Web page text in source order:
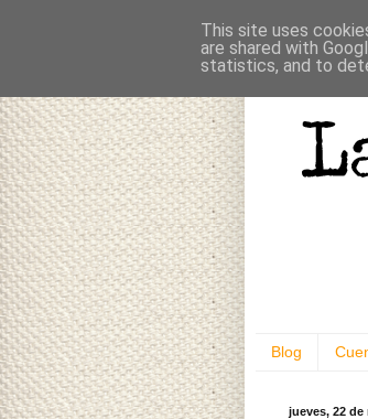
Blog
jueves, 22 de
This site uses
are shared with
statistics, and to